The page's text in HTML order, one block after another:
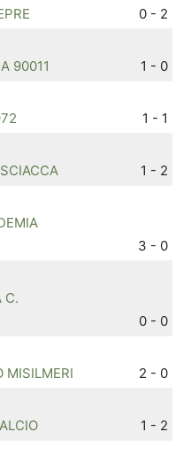
0 - 2
90011
1 - 0
1 - 1
1 - 2
3 - 0
C.
0 - 0
MISILMERI
2 - 0
1 - 2